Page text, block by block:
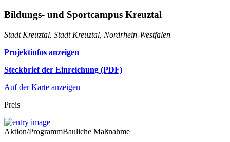
Bildungs- und Sportcampus Kreuztal
Stadt Kreuztal, Stadt Kreuztal, Nordrhein-Westfalen
Projektinfos anzeigen
Steckbrief der Einreichung (PDF)
Auf der Karte anzeigen
Preis
Aktion/ProgrammBauliche Maßnahme